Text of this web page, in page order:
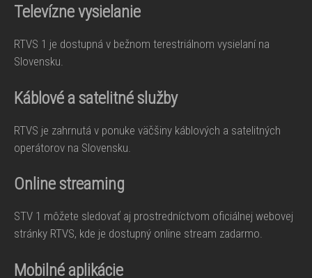
Televízne vysielanie
RTVS 1 je dostupná v bežnom terestriálnom vysielaní na
Slovensku.
Káblové a satelitné služby
RTVS je zahrnutá v ponuke väčšiny káblových a satelitných
operátorov na Slovensku.
Online streaming
STV 1 môžete sledovať aj prostredníctvom oficiálnej webovej
stránky RTVS, kde je dostupný online stream zadarmo.
Mobilné aplikácie